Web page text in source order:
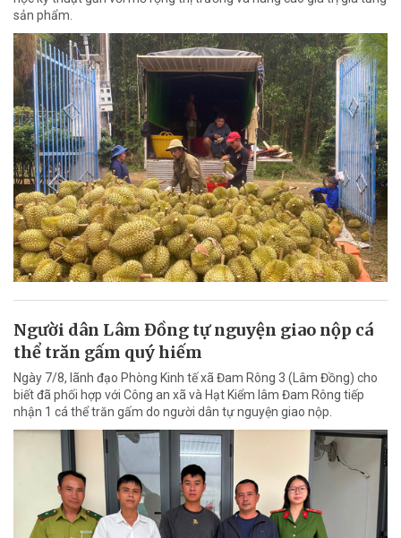
sản phẩm.
Người dân Lâm Đồng tự nguyện giao nộp cá
thể trăn gấm quý hiếm
Ngày 7/8, lãnh đạo Phòng Kinh tế xã Đam Rông 3 (Lâm Đồng) cho
biết đã phối hợp với Công an xã và Hạt Kiểm lâm Đam Rông tiếp
nhận 1 cá thể trăn gấm do người dân tự nguyện giao nộp.